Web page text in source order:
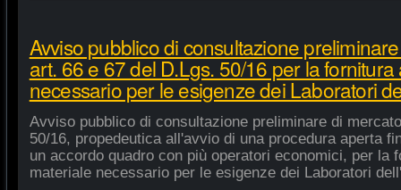
Avviso pubblico di consultazione
art. 66 e 67 del D.Lgs. 50/16 per la
necessario per le esigenze dei Laboratori
Avviso pubblico di consultazione preliminare di
50/16, propedeutica all'avvio di una procedura aperta
un accordo quadro con più operatori economici, per la
materiale necessario per le esigenze dei Laboratori